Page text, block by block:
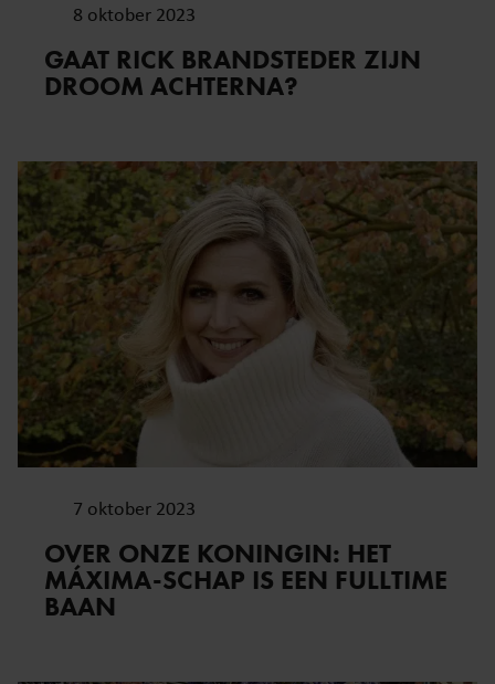
8 oktober 2023
GAAT RICK BRANDSTEDER ZIJN
DROOM ACHTERNA?
7 oktober 2023
OVER ONZE KONINGIN: HET
MÁXIMA-SCHAP IS EEN FULLTIME
BAAN